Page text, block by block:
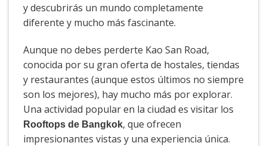
y descubrirás un mundo completamente
diferente y mucho más fascinante.
Aunque no debes perderte Kao San Road,
conocida por su gran oferta de hostales, tiendas
y restaurantes (aunque estos últimos no siempre
son los mejores), hay mucho más por explorar.
Una actividad popular en la ciudad es visitar los
Rooftops de Bangkok, que ofrecen
impresionantes vistas y una experiencia única.